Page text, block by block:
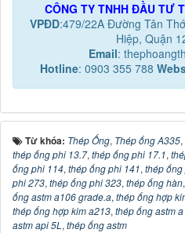
CÔNG TY TNHH ĐẦU TƯ
VPĐD:479/22A Đường Tân
Hiệp, Quận
Email:
Hotline: 0903 355 788
Từ khóa: Thép Ống, Thép ống A335,
thép ống phi 13.7, thép ống phi 17.1,
ống phi 114, thép ống phi 141, thép
phi 273, thép ống phi 323, thép ống hàn,
ống astm a106 grade.a, thép ống hợp
thép ống hợp kim a213, thép ống astm
astm api 5L , thép ống astm